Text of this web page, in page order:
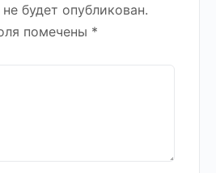
будет опубликован.
помечены *